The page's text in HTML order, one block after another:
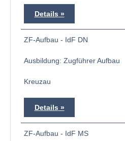
Details
ZF-Aufbau - IdF DN
Ausbildung: Zugführer Aufbau
Kreuzau
Details
ZF-Aufbau - IdF MS